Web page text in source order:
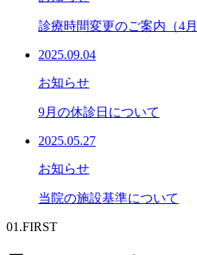
診療時間変更のご案内（4月
2025.09.04
お知らせ
9月の休診日について
2025.05.27
お知らせ
当院の施設基準について
01.FIRST